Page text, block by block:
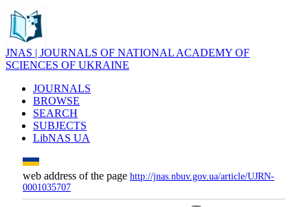
JNAS | JOURNALS OF NATIONAL ACADEMY OF
SCIENCES OF UKRAINE
JOURNALS
BROWSE
SEARCH
SUBJECTS
LibNAS UA
web address of the page http://jnas.nbuv.gov.ua/article/UJRN-
0001035707